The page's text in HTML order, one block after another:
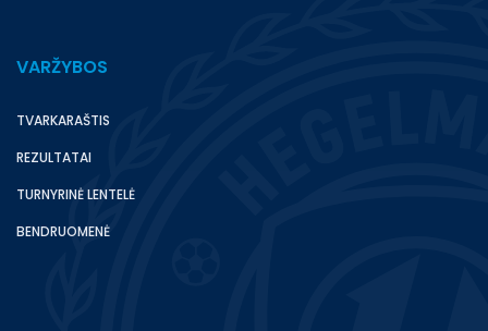
VARŽYBOS
TVARKARAŠTIS
REZULTATAI
TURNYRINĖ LENTELĖ
BENDRUOMENĖ